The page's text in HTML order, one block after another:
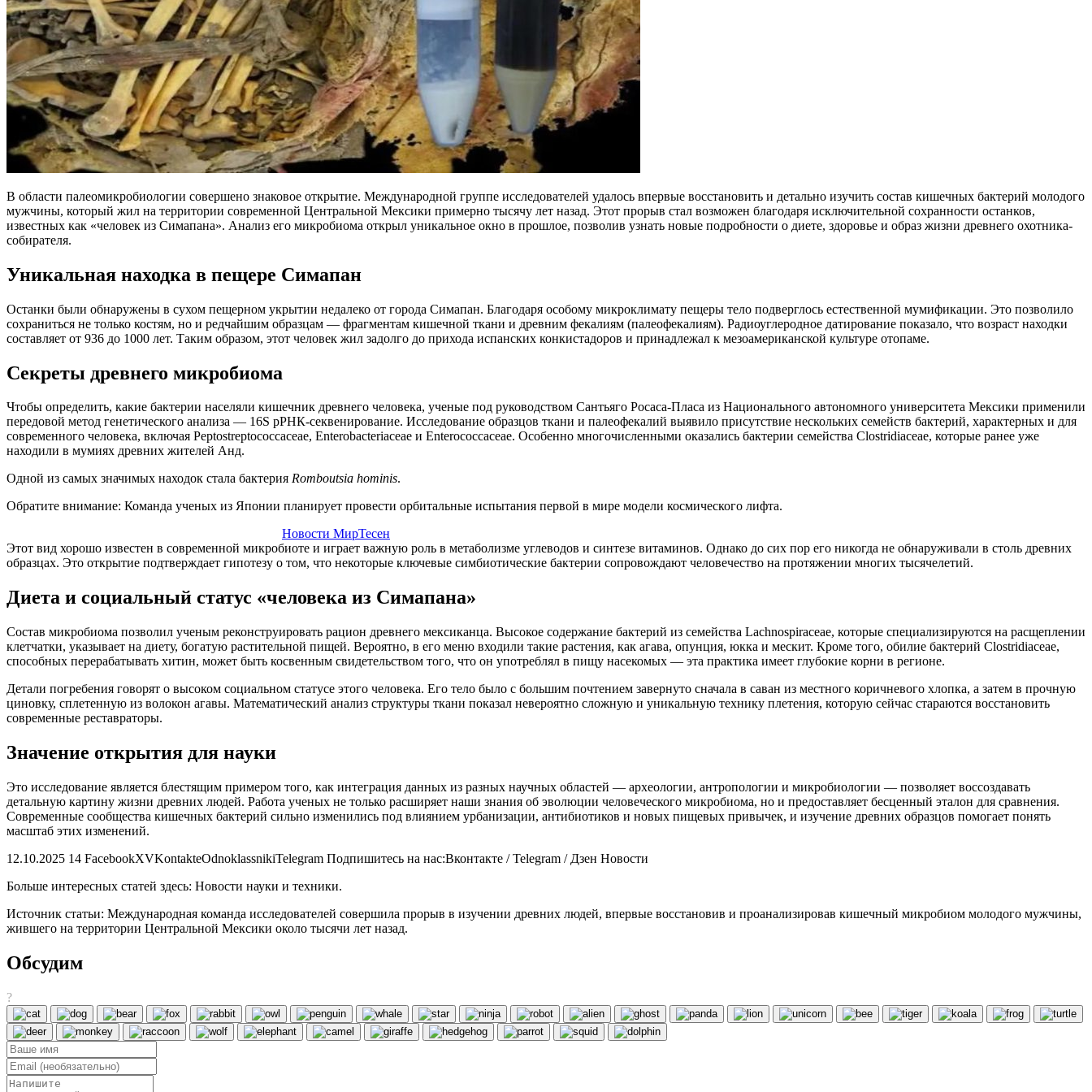
В области палеомикробиологии совершено знаковое открытие. Международной группе исследователей удалось впервые восстановить и детально изучить состав кишечных бактерий молодого
мужчины, который жил на территории современной Центральной Мексики примерно тысячу лет назад. Этот прорыв стал возможен благодаря исключительной сохранности останков,
известных как «человек из Симапана». Анализ его микробиома открыл уникальное окно в прошлое, позволив узнать новые подробности о диете, здоровье и образ жизни древнего охотника-
собирателя.
Уникальная находка в пещере Симапан
Останки были обнаружены в сухом пещерном укрытии недалеко от города Симапан. Благодаря особому микроклимату пещеры тело подверглось естественной мумификации. Это позволило
сохраниться не только костям, но и редчайшим образцам — фрагментам кишечной ткани и древним фекалиям (палеофекалиям). Радиоуглеродное датирование показало, что возраст находки
составляет от 936 до 1000 лет. Таким образом, этот человек жил задолго до прихода испанских конкистадоров и принадлежал к мезоамериканской культуре отопаме.
Секреты древнего микробиома
Чтобы определить, какие бактерии населяли кишечник древнего человека, ученые под руководством Сантьяго Росаса-Пласа из Национального автономного университета Мексики применили
передовой метод генетического анализа — 16S рРНК-секвенирование. Исследование образцов ткани и палеофекалий выявило присутствие нескольких семейств бактерий, характерных и для
современного человека, включая Peptostreptococcaceae, Enterobacteriaceae и Enterococcaceae. Особенно многочисленными оказались бактерии семейства Clostridiaceae, которые ранее уже
находили в мумиях древних жителей Анд.
Одной из самых значимых находок стала бактерия Romboutsia hominis.
Обратите внимание: Команда ученых из Японии планирует провести орбитальные испытания первой в мире модели космического лифта.
Новости МирТесен
Этот вид хорошо известен в современной микробиоте и играет важную роль в метаболизме углеводов и синтезе витаминов. Однако до сих пор его никогда не обнаруживали в столь древних
образцах. Это открытие подтверждает гипотезу о том, что некоторые ключевые симбиотические бактерии сопровождают человечество на протяжении многих тысячелетий.
Диета и социальный статус «человека из Симапана»
Состав микробиома позволил ученым реконструировать рацион древнего мексиканца. Высокое содержание бактерий из семейства Lachnospiraceae, которые специализируются на расщеплении
клетчатки, указывает на диету, богатую растительной пищей. Вероятно, в его меню входили такие растения, как агава, опунция, юкка и мескит. Кроме того, обилие бактерий Clostridiaceae,
способных перерабатывать хитин, может быть косвенным свидетельством того, что он употреблял в пищу насекомых — эта практика имеет глубокие корни в регионе.
Детали погребения говорят о высоком социальном статусе этого человека. Его тело было с большим почтением завернуто сначала в саван из местного коричневого хлопка, а затем в прочную
циновку, сплетенную из волокон агавы. Математический анализ структуры ткани показал невероятно сложную и уникальную технику плетения, которую сейчас стараются восстановить
современные реставраторы.
Значение открытия для науки
Это исследование является блестящим примером того, как интеграция данных из разных научных областей — археологии, антропологии и микробиологии — позволяет воссоздавать
детальную картину жизни древних людей. Работа ученых не только расширяет наши знания об эволюции человеческого микробиома, но и предоставляет бесценный эталон для сравнения.
Современные сообщества кишечных бактерий сильно изменились под влиянием урбанизации, антибиотиков и новых пищевых привычек, и изучение древних образцов помогает понять
масштаб этих изменений.
12.10.2025 14 FacebookXVKontakteOdnoklassnikiTelegram Подпишитесь на нас:Вконтакте / Telegram / Дзен Новости
Больше интересных статей здесь: Новости науки и техники.
Источник статьи: Международная команда исследователей совершила прорыв в изучении древних людей, впервые восстановив и проанализировав кишечный микробиом молодого мужчины,
жившего на территории Центральной Мексики около тысячи лет назад.
Обсудим
?